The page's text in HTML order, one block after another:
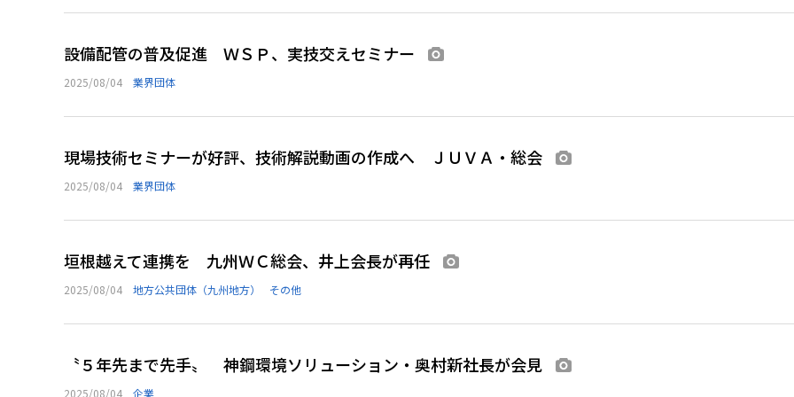
設備配管の普及促進 ＷＳＰ、実技交えセミナー
2025/08/04 業界団体
現場技術セミナーが好評、技術解説動画の作成へ ＪＵＶＡ・総会
2025/08/04 業界団体
垣根越えて連携を 九州ＷＣ総会、井上会長が再任
2025/08/04 地方公共団体（九州地方） その他
〝５年先まで先手〟 神鋼環境ソリューション・奥村新社長が会見
2025/08/04 企業